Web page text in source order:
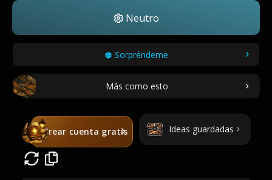
Neutro
Sorpréndeme
Más como esto
Crear cuenta gratis Ideas guardadas